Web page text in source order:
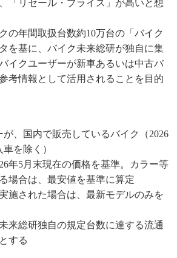
「リセール・プライス」が高いと想
の年間取扱台数約10万台の「バイク
を基に、バイク未来総研が独自に集
イクユーザーが新車あるいは中古バ
考情報として活用されることを目的
が、国内で販売しているバイク（2026
を除く）
年5月末現在の価格を基準。カラー等
場合は、最安値を基準に算定
施された場合は、最新モデルのみを
来総研独自の規定台数に達する流通
する